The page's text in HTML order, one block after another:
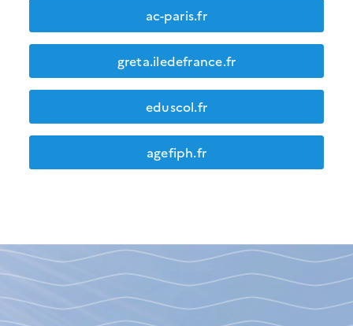
ac-paris.fr
greta.iledefrance.fr
eduscol.fr
agefiph.fr